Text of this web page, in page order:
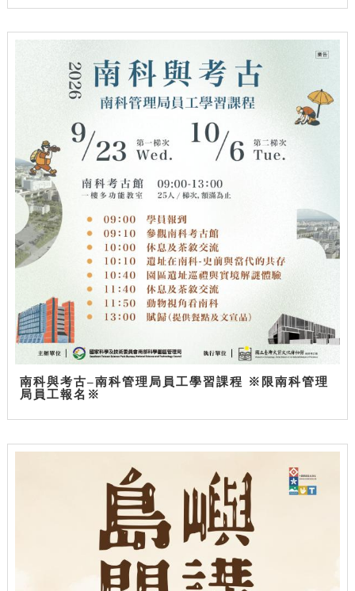
南科與考古–南科管理局員工學習課程 ※限南科管理
局員工報名※